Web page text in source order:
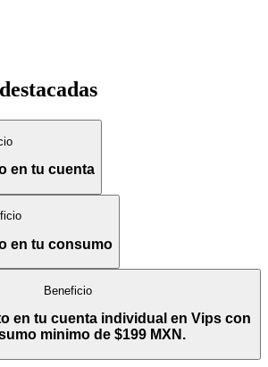
en tu cuenta
en tu consumo
Beneficio
en tu cuenta individual en Vips con
minimo de $199 MXN.